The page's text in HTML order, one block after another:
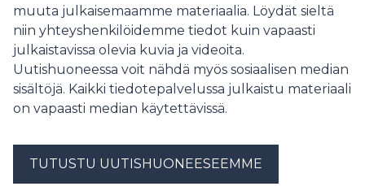
muuta julkaisemaamme materiaalia. Löydät sieltä
niin yhteyshenkilöidemme tiedot kuin vapaasti
julkaistavissa olevia kuvia ja videoita.
Uutishuoneessa voit nähdä myös sosiaalisen median
sisältöjä. Kaikki tiedotepalvelussa julkaistu materiaali
on vapaasti median käytettävissä.
TUTUSTU UUTISHUONEESEEMME